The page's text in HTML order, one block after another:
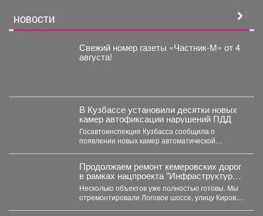
НОВОСТИ
Свежий номер газеты «Частник‑М» от 4
августа!
В Кузбассе установили десятки новых
камер автофиксации нарушений ПДД
Госавтоинспекция Кузбасса сообщила о
появлении новых камер автоматической
Продолжаем ремонт кемеровских дорог
в рамках нацпроекта "Инфраструктура
для жизни"
Несколько объектов уже полностью готовы. Мы
отремонтировали Логовое шоссе, улицу Кирова